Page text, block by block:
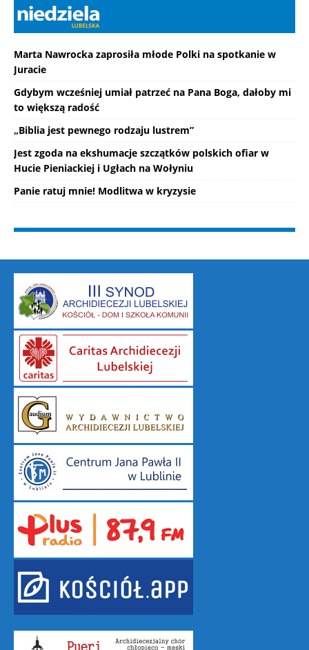
Marta Nawrocka zaprosiła młode Polki na spotkanie w
Juracie
Gdybym wcześniej umiał patrzeć na Pana Boga, dałoby mi
to większą radość
„Biblia jest pewnego rodzaju lustrem”
Jest zgoda na ekshumacje szczątków polskich ofiar w
Hucie Pieniackiej i Ugłach na Wołyniu
Panie ratuj mnie! Modlitwa w kryzysie